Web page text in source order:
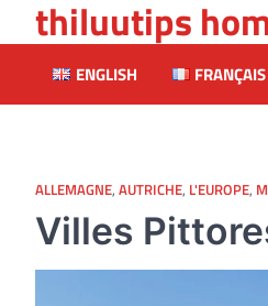
to
content
thiluutips
ENGLISH FRANÇAIS
ALLEMAGNE, AUTRICHE, L'EUROPE,
Villes